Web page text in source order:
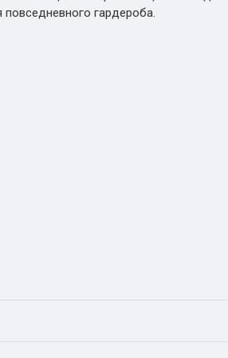
гардероба.